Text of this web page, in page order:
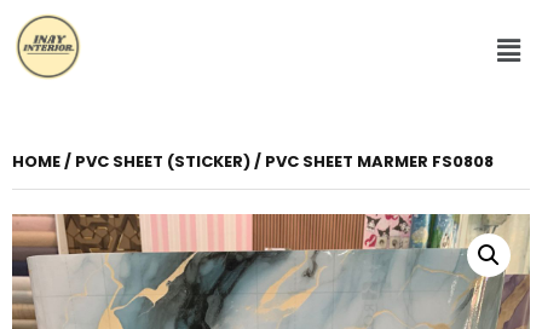
HOME/ PVC SHEET (STICKER)/ PVC SHEET MARMER FS0808